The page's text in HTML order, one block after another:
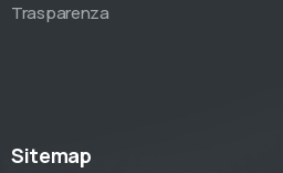
Trasparenza
Sitemap